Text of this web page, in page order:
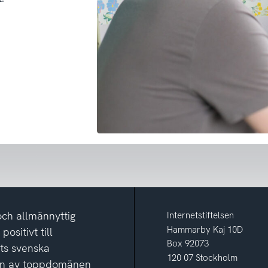
allmännyttig
positivt till
svenska
av toppdomänen
Internetstiftelsen
Hammarby Kaj 10D
Box 92073
120 07 Stockholm